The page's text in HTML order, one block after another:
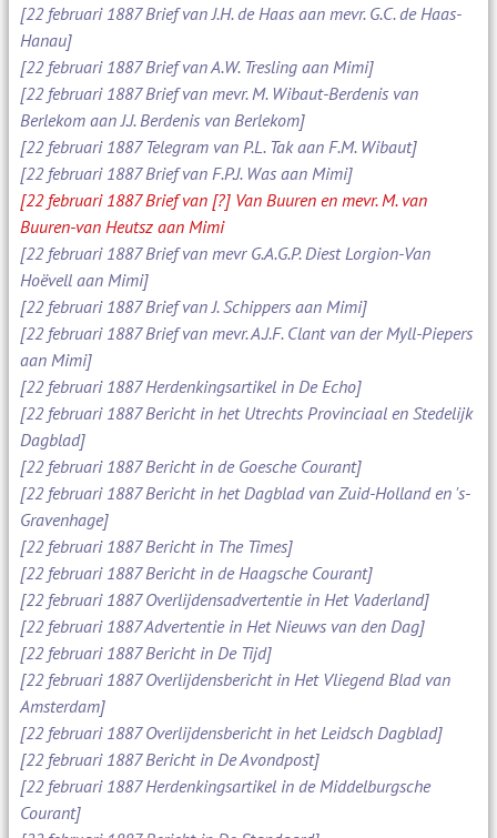
[22 februari 1887 Brief van J.H. de Haas aan mevr. G.C. de Haas-
Hanau]
[22 februari 1887 Brief van A.W. Tresling aan Mimi]
[22 februari 1887 Brief van mevr. M. Wibaut-Berdenis van
Berlekom aan J.J. Berdenis van Berlekom]
[22 februari 1887 Telegram van P.L. Tak aan F.M. Wibaut]
[22 februari 1887 Brief van F.P.J. Was aan Mimi]
[22 februari 1887 Brief van [?] Van Buuren en mevr. M. van
Buuren-van Heutsz aan Mimi
[22 februari 1887 Brief van mevr G.A.G.P. Diest Lorgion-Van
Hoëvell aan Mimi]
[22 februari 1887 Brief van J. Schippers aan Mimi]
[22 februari 1887 Brief van mevr. A.J.F. Clant van der Myll-Piepers
aan Mimi]
[22 februari 1887 Herdenkingsartikel in De Echo]
[22 februari 1887 Bericht in het Utrechts Provinciaal en Stedelijk
Dagblad]
[22 februari 1887 Bericht in de Goesche Courant]
[22 februari 1887 Bericht in het Dagblad van Zuid-Holland en 's-
Gravenhage]
[22 februari 1887 Bericht in The Times]
[22 februari 1887 Bericht in de Haagsche Courant]
[22 februari 1887 Overlijdensadvertentie in Het Vaderland]
[22 februari 1887 Advertentie in Het Nieuws van den Dag]
[22 februari 1887 Bericht in De Tijd]
[22 februari 1887 Overlijdensbericht in Het Vliegend Blad van
Amsterdam]
[22 februari 1887 Overlijdensbericht in het Leidsch Dagblad]
[22 februari 1887 Bericht in De Avondpost]
[22 februari 1887 Herdenkingsartikel in de Middelburgsche
Courant]